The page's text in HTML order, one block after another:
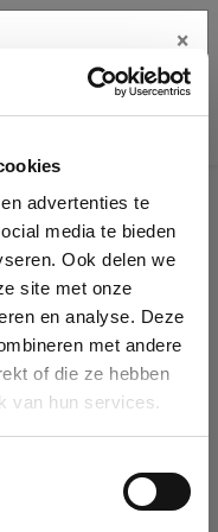
advertenties te
media te bieden
Ook delen we
site met onze
en analyse. Deze
met andere
of die ze hebben
van hun services.
by name, VAT or
it will auto-complete the
database, you can create
×